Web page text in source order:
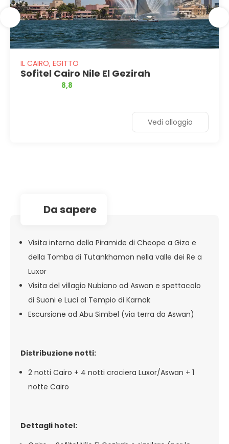
IL CAIRO, EGITTO
Sofitel Cairo Nile El Gezirah
8,8
Vedi alloggio
da sapere
Visita interna della Piramide di Cheope a Giza e
della Tomba di Tutankhamon nella valle dei Re a
Luxor
Visita del villagio Nubiano ad Aswan e spettacolo
di Suoni e Luci al Tempio di Karnak
Escursione ad Abu Simbel (via terra da Aswan)
Distribuzione notti:
2 notti Cairo + 4 notti crociera Luxor/Aswan + 1
notte Cairo
Dettagli hotel: